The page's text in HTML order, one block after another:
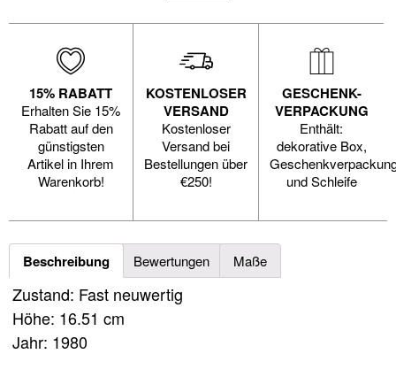
15% RABATT
Erhalten Sie 15%
Rabatt auf den
günstigsten
Artikel in Ihrem
Warenkorb!
KOSTENLOSER
VERSAND
Kostenloser
Versand bei
Bestellungen über
€250!
GESCHENK-
VERPACKUNG
Enthält:
dekorative Box,
und Schleife
Beschreibung Bewertungen Maße
Zustand: Fast neuwertig
Höhe: 16.51 cm
Jahr: 1980